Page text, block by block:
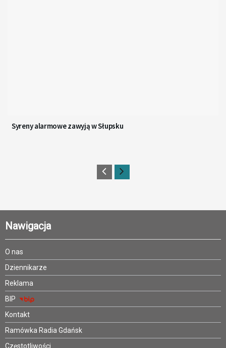
Syreny alarmowe zawyją w Słupsku
Nawigacja
O nas
Dziennikarze
Reklama
BIP
Kontakt
Ramówka Radia Gdańsk
Częstotliwości